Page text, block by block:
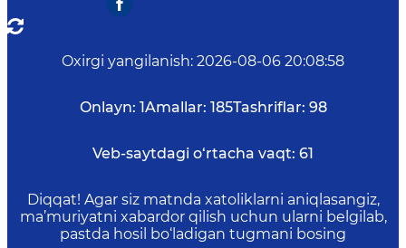
Oxirgi yangilanish: 2026-08-06 20:08:58
Onlayn: 1Amallar: 185Tashriflar: 98
Veb-saytdagi o‘rtacha vaqt: 61
Diqqat! Agar siz matnda xatoliklarni aniqlasangiz,
ma’muriyatni xabardor qilish uchun ularni belgilab,
pastda hosil bo‘ladigan tugmani bosing